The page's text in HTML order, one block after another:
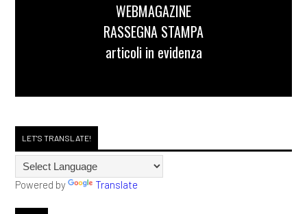
WEBMAGAZINE
RASSEGNA STAMPA
articoli in evidenza
LET'S TRANSLATE!
Powered by Translate